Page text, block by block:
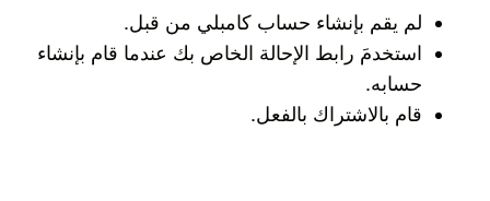
لم يقم بإنشاء حساب كامبلي من قبل.
استخدمَ رابط الإحالة الخاص بك عندما قام بإنشاء
حسابه.
قام بالاشتراك بالفعل.